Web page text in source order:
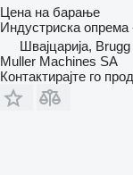
Цена на барање
Индустриска опрема
Швајцарија, Brugg
Muller Machines SA
Контактирајте го